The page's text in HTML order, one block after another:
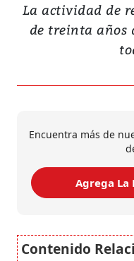
La actividad de
de treinta años
Encuentra más de
Agrega La